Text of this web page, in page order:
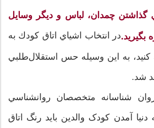
گذاشتن‌ چمدان، لباس‌ و ديگر وسايل‌
بگيريد.در انتخاب اشياي اتاق كودك به
كنيد، به اين وسيله حس استقلال‌طلبي
شد.
شناسانه متخصصان روانشناسي
دنيا آمدن کودک والدين بايد رنگ اتاق